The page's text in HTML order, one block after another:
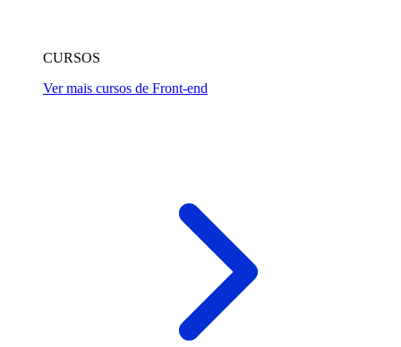
CURSOS
Ver mais cursos de Front-end